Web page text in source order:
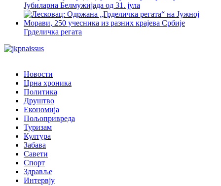
Јубиларна Белмужијада од 31. јула
Грделичка регата
Новости
Црна хроника
Политика
Друштво
Економија
Пољопривреда
Туризам
Култура
Забава
Савети
Спорт
Здравље
Интервју